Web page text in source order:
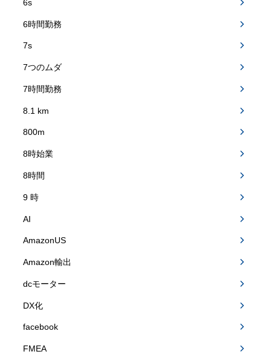
6s
6時間勤務
7s
7つのムダ
7時間勤務
8.1 km
800m
8時始業
8時間
9 時
AI
AmazonUS
Amazon輸出
dcモーター
DX化
facebook
FMEA